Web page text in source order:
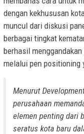
dengan kekhususan
muncul dari diskusi
berbagai tingkat
berhasil
melalui pen positioning
Menurut
perusahaan
elemen penting dari
seratus kota baru